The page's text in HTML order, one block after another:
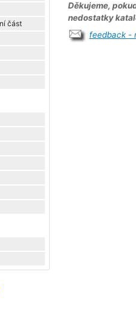
část
Děkujeme,
nedostatky
feedback -